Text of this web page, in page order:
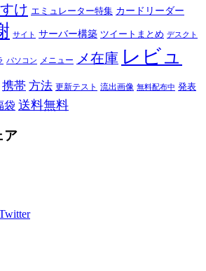
け エミュレーター特集 カードリーダー
サイト サーバー構築 ツイートまとめ デスクト
パソコン メニュー メ在庫 レビュ
携帯 方法 更新テスト 流出画像 無料配布中 発表
袋 送料無料
ア